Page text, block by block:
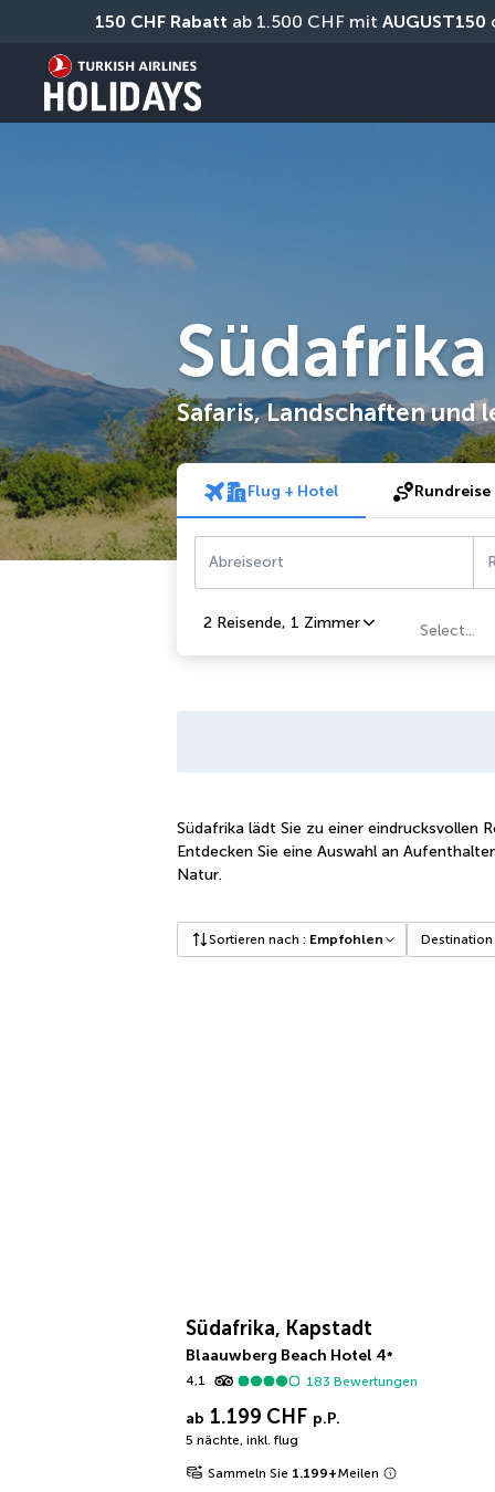
150 CHF Rabatt ab 1.500 CHF mit AUGUST150
Südafrika
Safaris, Landschaften und
Flug + Hotel Rundreise
Abreiseort
2 Reisende, 1 Zimmer Select...
Südafrika lädt Sie zu einer eindrucksvollen
Entdecken Sie eine Auswahl an
Natur.
Sortieren nach : Empfohlen Destination
Südafrika, Kapstadt
Blaauwberg Beach Hotel 4*
4,1
183 Bewertungen
ab 1.199 CHF p.P.
5 nächte, inkl. flug
Sammeln Sie 1.199+Meilen